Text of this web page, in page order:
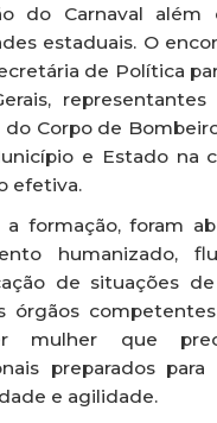
do Carnaval
estaduais. O
de Política
do Corpo de
e Estado na
efetiva.
a formação, foram
humanizado,
de situações
órgãos
mulher que
preparados
e agilidade.